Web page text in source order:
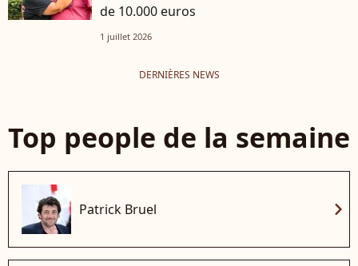
de 10.000 euros
1 juillet 2026
DERNIÈRES NEWS
Top people de la semaine
Patrick Bruel chevron_right